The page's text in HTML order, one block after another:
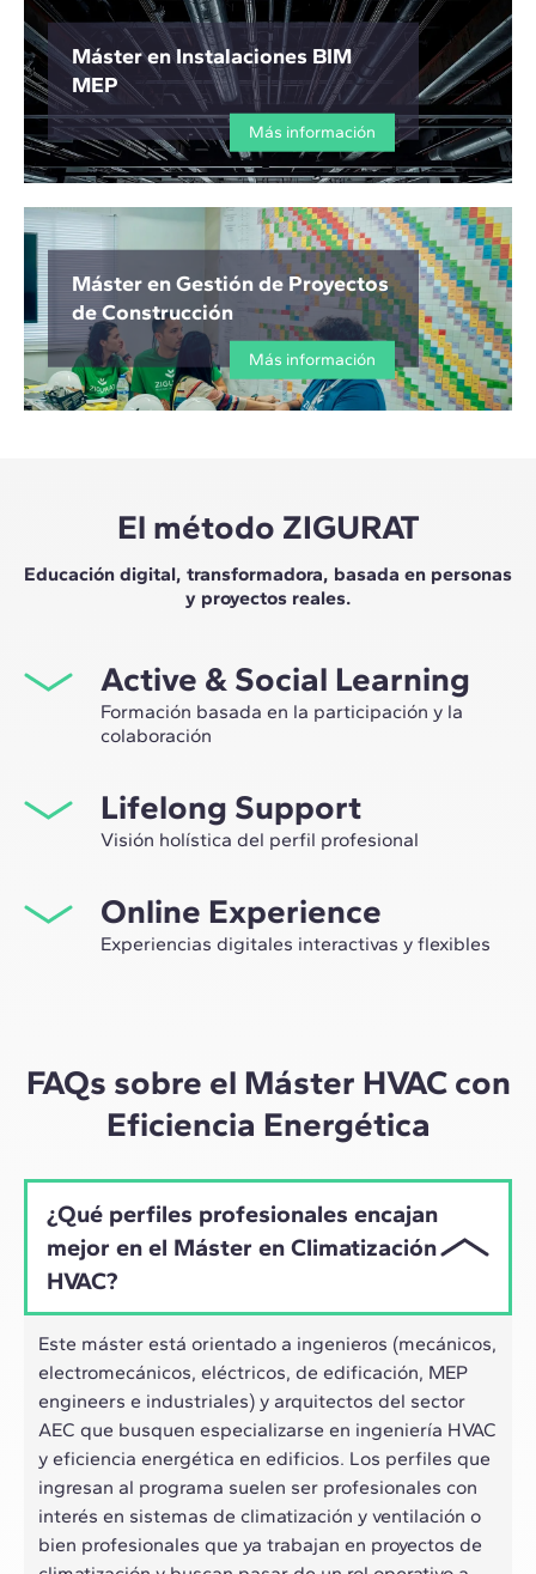
Máster en Instalaciones BIM
MEP
Más información
Máster en Gestión de Proyectos
de Construcción
Más información
El método ZIGURAT
Educación digital, transformadora, basada en personas
y proyectos reales.
Active & Social Learning
Formación basada en la participación y la
colaboración
network profesional, sino tener la ocasión única de
participar en grupos de trabajo seleccionados,
asesorados por el expertise de nuestros profesores,
construcción.
Lifelong Support
Visión holística del perfil profesional
Máster, te acompañamos para tener una visión crítica y
360º de tu futuro como experto en el sector.
Online Experience
Experiencias digitales interactivas y flexibles
ritmo híbrido de los profesionales actuales.
FAQs sobre el Máster HVAC con
Eficiencia Energética
¿Qué perfiles profesionales encajan
mejor en el Máster en Climatización
HVAC?
Este máster está orientado a ingenieros (mecánicos,
electromecánicos, eléctricos, de edificación, MEP
engineers e industriales) y arquitectos del sector
AEC que busquen especializarse en ingeniería HVAC
y eficiencia energética en edificios. Los perfiles que
ingresan al programa suelen ser profesionales con
interés en sistemas de climatización y ventilación o
bien profesionales que ya trabajan en proyectos de